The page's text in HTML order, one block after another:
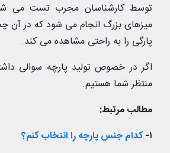
توسط کارشناسان مجرب تست می
میزهای بزرگ انجام می شود که در آن
پارگی را به راحتی مشاهده می کند.
اگر در خصوص تولید پارچه سوالی
منتظر شما هستیم.
مطالب مرتبط:
۱- کدام جنس پارچه را انتخاب کنم؟